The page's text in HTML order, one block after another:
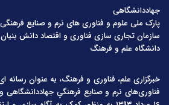
جهاددانشگاهی
پارک ملی علوم و فناوری های نرم و صنایع فرهنگی
سازمان تجاری سازی فناوری و اقتصاد دانش
دانشگاه علم و فرهنگ
خبرگزاری علم، فناوری و فرهنگ، به عنوان رسانه
فناوری‌های نرم و صنایع فرهنگیِ جهاددانشگاهی